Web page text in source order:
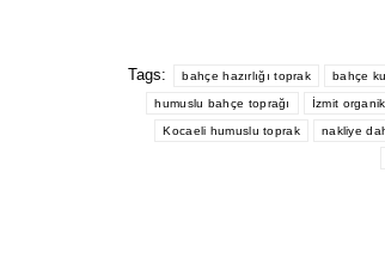
Tags: bahçe hazırlığı toprak bahçe
humuslu bahçe toprağı İzmit
Kocaeli humuslu toprak nakliye